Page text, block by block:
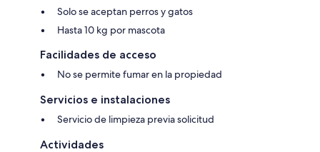
Solo se aceptan perros y gatos
Hasta 10 kg por mascota
Facilidades de acceso
No se permite fumar en la propiedad
Servicios e instalaciones
Servicio de limpieza previa solicitud
Actividades